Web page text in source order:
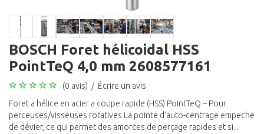
BOSCH Foret hélicoidal HSS
PointTeQ 4,0 mm 2608577161
(0 avis) / Écrire un avis
Foret a hélice en acier a coupe rapide (HSS) PointTeQ – Pour
perceuses/visseuses rotatives La pointe d'auto-centrage empeche
de dévier, ce qui permet des amorces de perçage rapides et si...